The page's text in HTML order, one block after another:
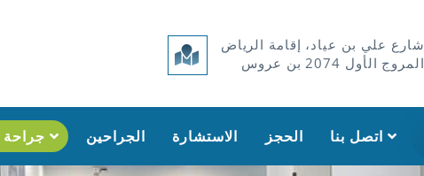
شارع علي بن عياد، إقامة الرياض
المروج الأول 2074 بن عروس
الجراحين الاستشارة الحجز اتصل بنا